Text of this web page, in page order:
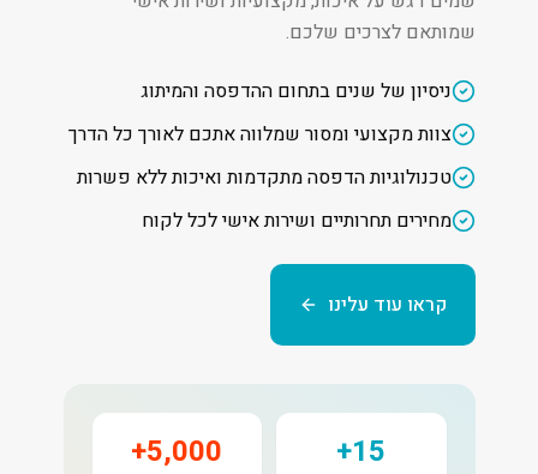
שמותאם לצרכים שלכם.
ניסיון של שנים בתחום ההדפסה והמיתוג
צוות מקצועי ומסור שמלווה אתכם לאורך כל הדרך
טכנולוגיות הדפסה מתקדמות ואיכות ללא פשרות
מחירים תחרותיים ושירות אישי לכל לקוח
קראו עוד עלינו
15+
5,000+